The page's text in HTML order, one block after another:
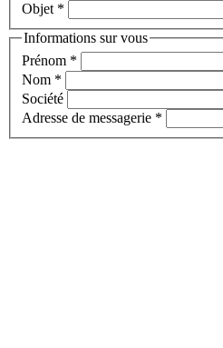
Objet *
Informations sur vous
Prénom *
Nom *
Société
Adresse de messagerie *